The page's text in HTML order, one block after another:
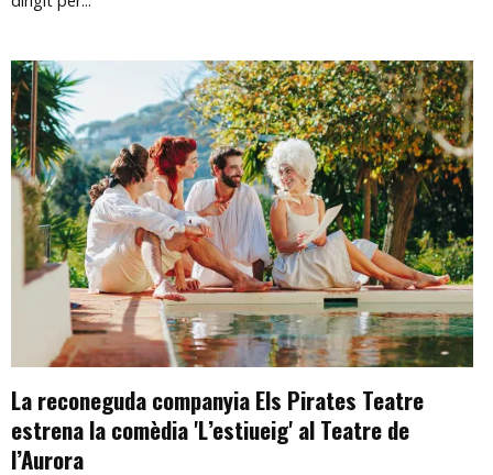
La reconeguda companyia Els Pirates Teatre
estrena la comèdia 'L’estiueig' al Teatre de
l’Aurora